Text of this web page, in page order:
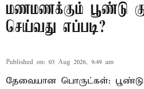
மணமணக்கும் பூண்டு
செய்வது எப்படி?
Published on: 03 Aug 2026, 9:49 am
தேவையான பொருட்கள்: